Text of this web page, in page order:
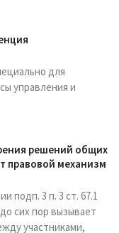
для
управления и
решений общих
правовой механизм
подп. 3 п. 3 ст. 67.1
сих пор вызывает
участниками,